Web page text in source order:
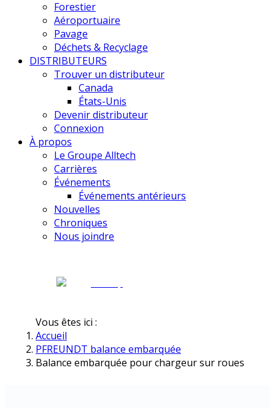
Forestier
Aéroportuaire
Pavage
Déchets & Recyclage
DISTRIBUTEURS
Trouver un distributeur
Canada
États-Unis
Devenir distributeur
Connexion
À propos
Le Groupe Alltech
Carrières
Événements
Événements antérieurs
Nouvelles
Chroniques
Nous joindre
Vous êtes ici :
Accueil
PFREUNDT balance embarquée
Balance embarquée pour chargeur sur roues